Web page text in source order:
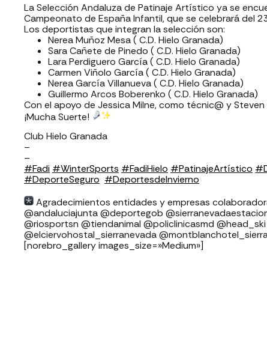
La Selección Andaluza de Patinaje Artístico ya se
Campeonato de España Infantil, que se celebrará del
Los deportistas que integran la selección son:
Nerea Muñoz Mesa ( C.D. Hielo Granada)
Sara Cañete de Pinedo ( C.D. Hielo Granada)
Lara Perdiguero García ( C.D. Hielo Granada)
Carmen Viñolo García ( C.D. Hielo Granada)
Nerea García Villanueva ( C.D. Hielo Granada)
Guillermo Arcos Boberenko ( C.D. Hielo Granada)
Con el apoyo de Jessica Milne, como técnic@ y
¡Mucha Suerte!
Club Hielo Granada
–
–
#Fadi #WinterSports #FadiHielo #PatinajeArtístico
#DeporteSeguro #DeportesdeInvierno
Agradecimientos entidades y empresas
⁣⁣⁣⁣@andaluciajunta @deportegob
@riosportsn @tiendanimal @policlinicasmd
@elciervohostal_sierranevada
[norebro_gallery images_size=»Medium»]